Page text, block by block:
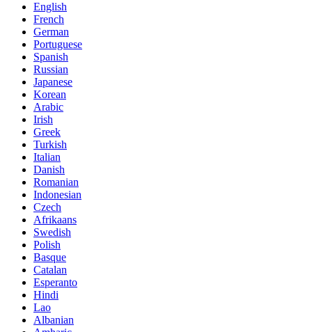
English
French
German
Portuguese
Spanish
Russian
Japanese
Korean
Arabic
Irish
Greek
Turkish
Italian
Danish
Romanian
Indonesian
Czech
Afrikaans
Swedish
Polish
Basque
Catalan
Esperanto
Hindi
Lao
Albanian